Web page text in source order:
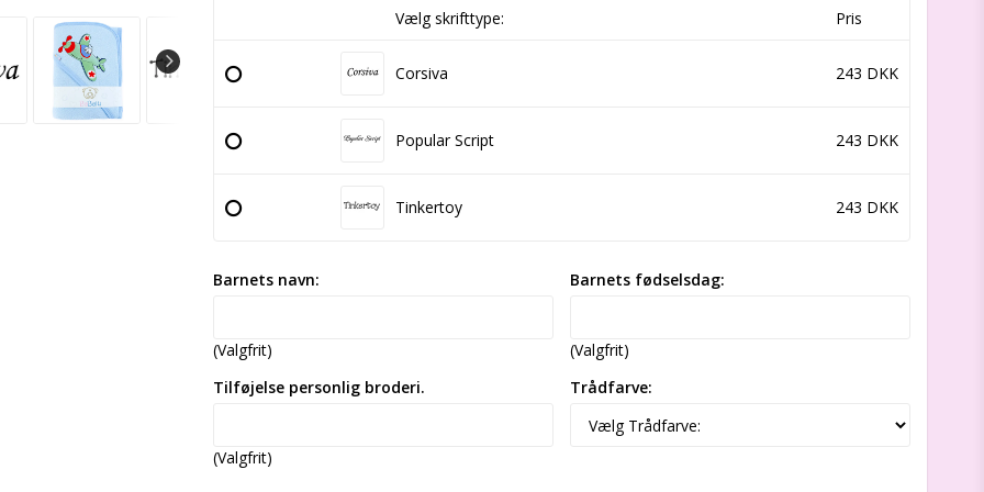
Vælg skrifttype: Pris
Corsiva 243 DKK
Popular Script 243 DKK
Tinkertoy 243 DKK
Barnets navn:
(Valgfrit)
Barnets fødselsdag:
(Valgfrit)
Tilføjelse personlig broderi.
(Valgfrit)
Trådfarve: